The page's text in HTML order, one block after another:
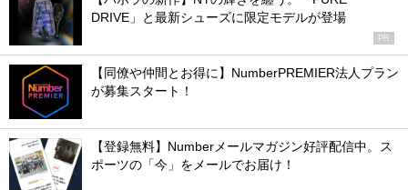
DRIVE」と最新シューズに限定モデルが登場
PR
【同僚や仲間とお得に】NumberPREMIER法人プラン
が募集スタート！
【登録無料】Numberメールマガジン好評配信中。ス
ポーツの「今」をメールでお届け！